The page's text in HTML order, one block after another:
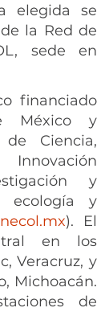
elegida se
la Red de
sede en
financiado
México y
Ciencia,
y
ecología y
). El
en los
Veracruz, y
Michoacán.
de